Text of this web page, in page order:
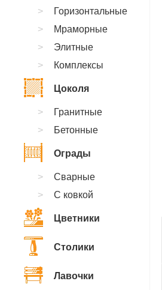
Горизонтальные
Мраморные
Элитные
Комплексы
Цоколя
Гранитные
Бетонные
Ограды
Сварные
С ковкой
Цветники
Столики
Лавочки